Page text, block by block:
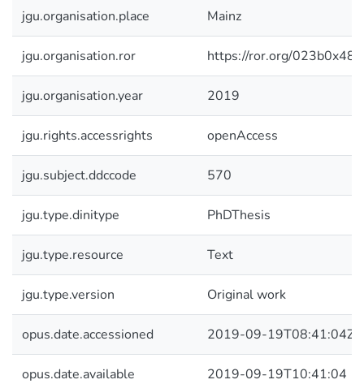
jgu.organisation.place Mainz
jgu.organisation.ror https://ror.org/023b0x485
jgu.organisation.year 2019
jgu.rights.accessrights openAccess
jgu.subject.ddccode 570
jgu.type.dinitype PhDThesis
jgu.type.resource Text
jgu.type.version Original work
opus.date.accessioned 2019-09-19T08:41:04Z
opus.date.available 2019-09-19T10:41:04